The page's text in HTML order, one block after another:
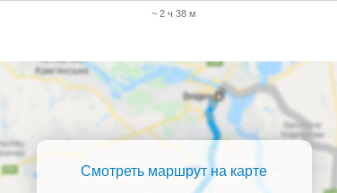
~ 2 ч 38 м
Смотреть маршрут на карте